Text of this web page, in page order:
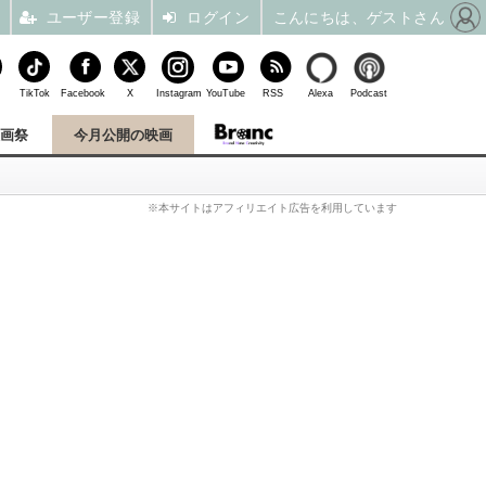
祭 今月公開の映画
※本サイトはアフィリエイト広告を利用しています
TikTok Facebook X Instagram YouTube RSS Alexa Podcast
ユーザー登録 ログイン こんにちは、ゲストさん